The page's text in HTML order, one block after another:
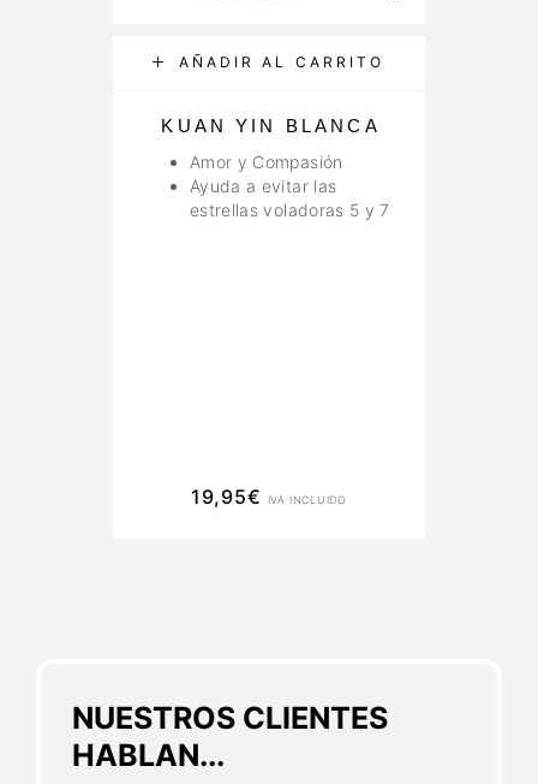
NUESTROS CLIENTES
HABLAN...
AÑADIR AL CARRITO
KUAN YIN BLANCA
Amor y Compasión
Ayuda a evitar las
estrellas voladoras 5 y 7
19,95€ IVA INCLUIDO